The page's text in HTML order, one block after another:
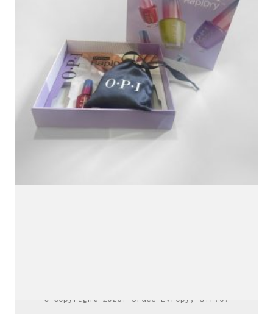
© Copyright 2025. Srdce Evropy, s.r.o.